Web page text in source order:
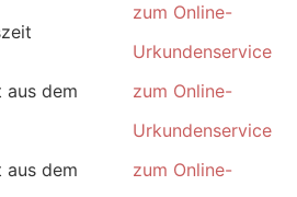
zum Online-
Urkundenservice
aus dem
zum Online-
Urkundenservice
aus dem
zum Online-